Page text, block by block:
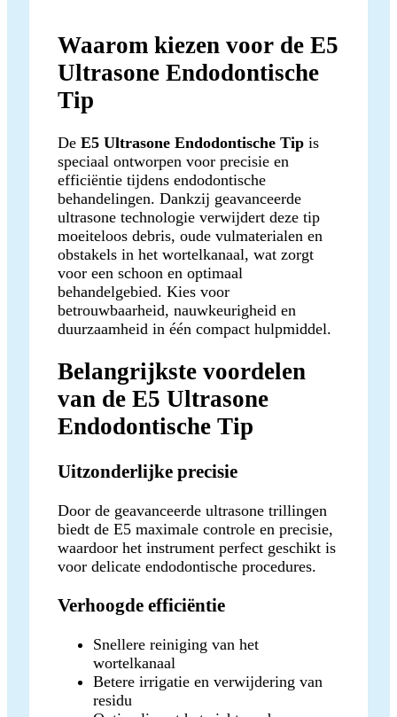
Waarom kiezen voor de E5
Ultrasone Endodontische
Tip
De E5 Ultrasone Endodontische Tip is
speciaal ontworpen voor precisie en
efficiëntie tijdens endodontische
behandelingen. Dankzij geavanceerde
ultrasone technologie verwijdert deze tip
moeiteloos debris, oude vulmaterialen en
obstakels in het wortelkanaal, wat zorgt
voor een schoon en optimaal
behandelgebied. Kies voor
betrouwbaarheid, nauwkeurigheid en
duurzaamheid in één compact hulpmiddel.
Belangrijkste voordelen
van de E5 Ultrasone
Endodontische Tip
Uitzonderlijke precisie
Door de geavanceerde ultrasone trillingen
biedt de E5 maximale controle en precisie,
waardoor het instrument perfect geschikt is
voor delicate endodontische procedures.
Verhoogde efficiëntie
Snellere reiniging van het
wortelkanaal
Betere irrigatie en verwijdering van
residu